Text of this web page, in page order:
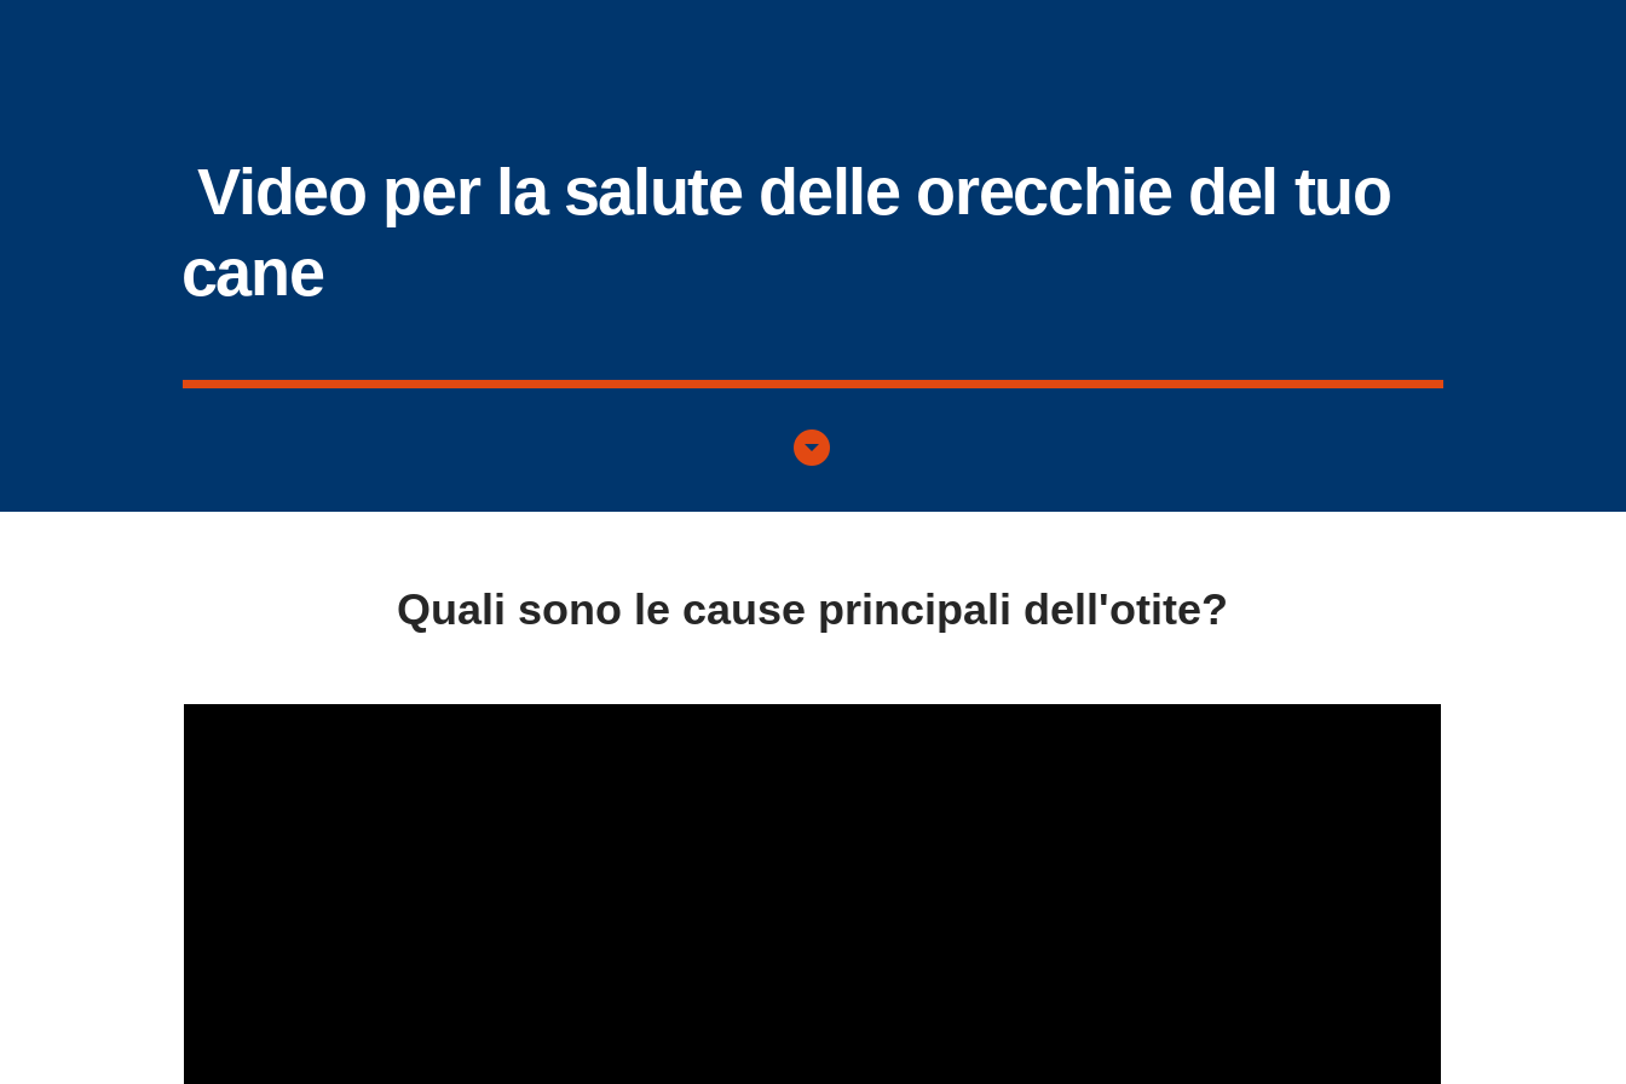
Video per la salute delle orecchie del tuo
cane
arrow_drop_down_circle
Quali sono le cause principali dell'otite?